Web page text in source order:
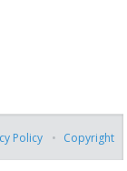
Policy Copyright